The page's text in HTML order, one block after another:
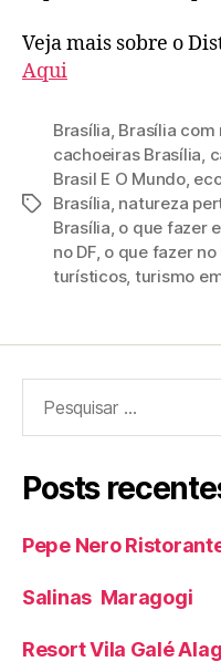
Veja mais sobre o
Aqui
Tags
Brasília Brasília
cachoeiras Brasília
Brasil E O Mundo,
Brasília natureza
Brasília o que fazer
no DF, o que fazer
turísticos, turismo
por:
Posts
Pepe Nero
Salinas Maragogi
Resort Vila Galé